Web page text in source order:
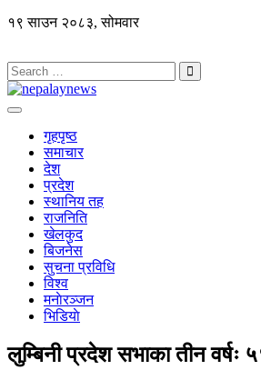
१९ साउन २०८३, सोमवार
गृहपृष्ठ
समाचार
देश
प्रदेश
स्थानिय तह
राजनिति
खेलकुद
बिजनेस
सुचना प्रविधि
विश्व
मनाेरञ्जन
भिडियाे
लुम्बिनी प्रदेश सभाका तीन वर्षः